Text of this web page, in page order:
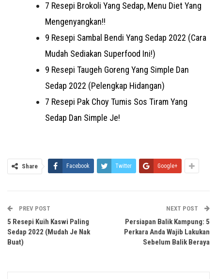
7 Resepi Brokoli Yang Sedap, Menu Diet Yang
Mengenyangkan!!
9 Resepi Sambal Bendi Yang Sedap 2022 (Cara
Mudah Sediakan Superfood Ini!)
9 Resepi Taugeh Goreng Yang Simple Dan
Sedap 2022 (Pelengkap Hidangan)
7 Resepi Pak Choy Tumis Sos Tiram Yang
Sedap Dan Simple Je!
Share Facebook Twitter Google+
PREV POST
5 Resepi Kuih Kaswi Paling
Sedap 2022 (Mudah Je Nak
Buat)
NEXT POST
Persiapan Balik Kampung: 5
Perkara Anda Wajib Lakukan
Sebelum Balik Beraya